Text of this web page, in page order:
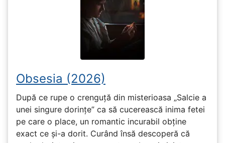
Obsesia (2026)
După ce rupe o crenguță din misterioasa „Salcie a
unei singure dorințe” ca să cucerească inima fetei
pe care o place, un romantic incurabil obține
exact ce și-a dorit. Curând însă descoperă că